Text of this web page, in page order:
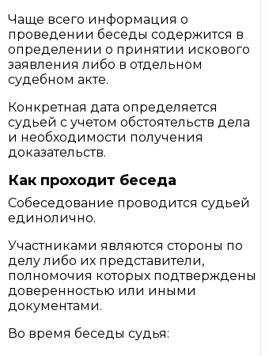
Чаще всего информация о
проведении беседы содержится в
определении о принятии искового
заявления либо в отдельном
судебном акте.
Конкретная дата определяется
судьей с учетом обстоятельств дела
и необходимости получения
доказательств.
Как проходит беседа
Собеседование проводится судьей
единолично.
Участниками являются стороны по
делу либо их представители,
полномочия которых подтверждены
доверенностью или иными
документами.
Во время беседы судья: